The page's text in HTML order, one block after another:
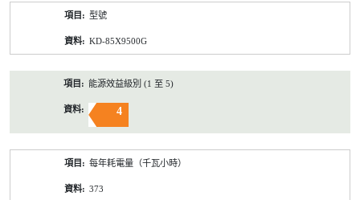
型號
KD-85X9500G
能源效益級別 (1 至 5)
4
每年耗電量（千瓦小時）
373